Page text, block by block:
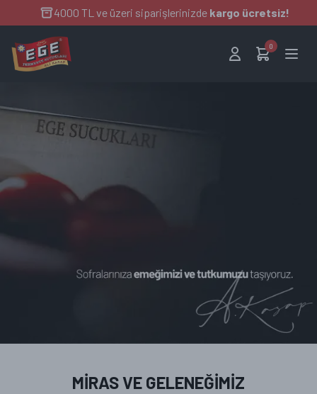
4000 TL ve üzeri siparişlerinizde kargo ücretsiz!
0
ANA SAYFA
KURUMSAL
SİPARİŞ SÜRECİ
ONLİNE SİPARİŞ
MİRAS VE GELENEĞİMİZ